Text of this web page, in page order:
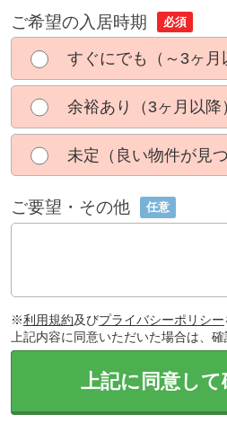
ご希望の入居時期 必須
すぐにでも（～3ヶ月
余裕あり（3ヶ月以降
未定（良い物件が見
ご要望・その他 任意
※利用規約及びプライバシーポリシー
上記内容に同意いただいた場合は、
上記に同意し